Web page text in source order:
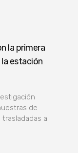
la primera
estación
de
a